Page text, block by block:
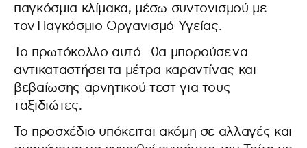
παγκόσμια κλίμακα, μέσω συντονισμού με
τον Παγκόσμιο Οργανισμό Υγείας.
Το πρωτόκολλο αυτό θα μπορούσε να
αντικαταστήσει τα μέτρα καραντίνας και
βεβαίωσης αρνητικού τεστ για τους
ταξιδιώτες.
Το προσχέδιο υπόκειται ακόμη σε αλλαγές και